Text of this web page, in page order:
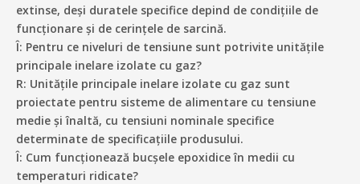
extinse, deși duratele specifice depind de condițiile de
funcționare și de cerințele de sarcină.
Î: Pentru ce niveluri de tensiune sunt potrivite unitățile
principale inelare izolate cu gaz?
R: Unitățile principale inelare izolate cu gaz sunt
proiectate pentru sisteme de alimentare cu tensiune
medie și înaltă, cu tensiuni nominale specifice
determinate de specificațiile produsului.
Î: Cum funcționează bucșele epoxidice în medii cu
temperaturi ridicate?